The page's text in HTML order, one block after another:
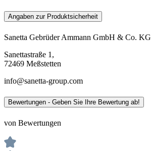
Angaben zur Produktsicherheit
Sanetta Gebrüder Ammann GmbH & Co. KG
Sanettastraße 1,
72469 Meßstetten
info@sanetta-group.com
Bewertungen - Geben Sie Ihre Bewertung ab!
von Bewertungen